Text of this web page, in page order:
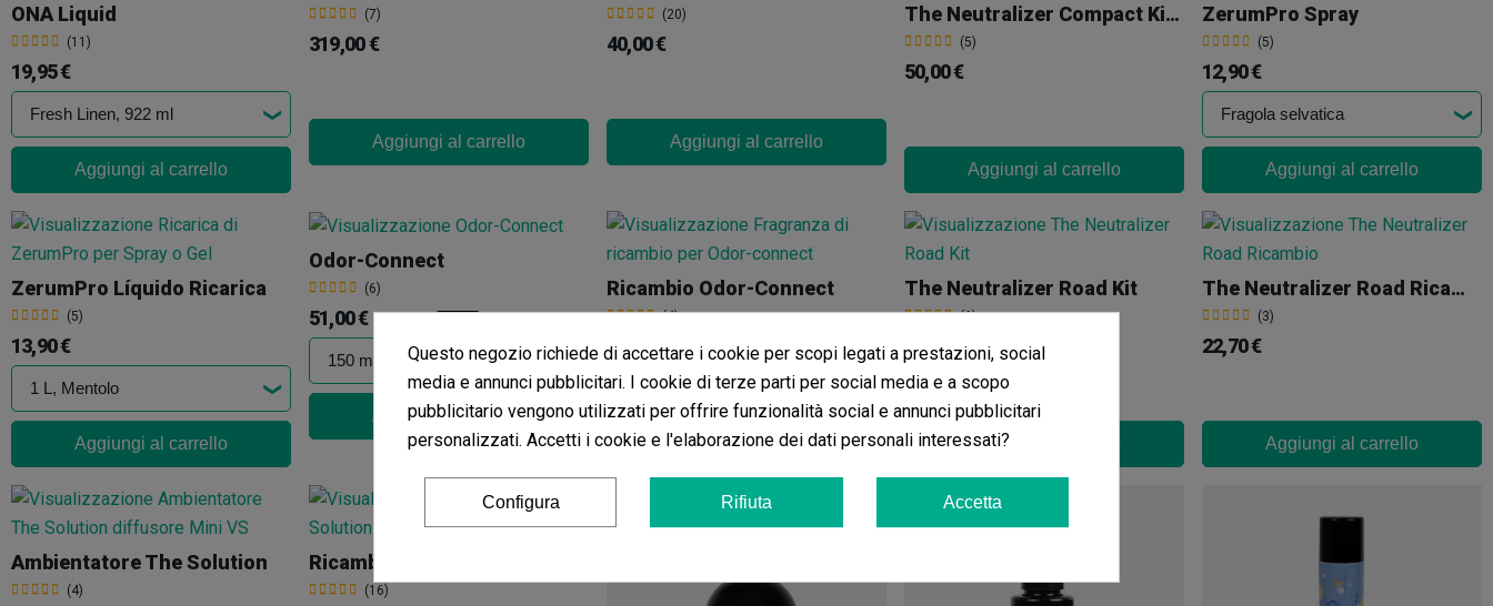
ONA Liquid
(11)
19,95 €
Aggiungi al carrello
(7)
319,00 €
Aggiungi al carrello
(20)
40,00 €
Aggiungi al carrello
The Neutralizer Compact Kit Ambientatore+ Dosificatore
(5)
50,00 €
Aggiungi al carrello
ZerumPro Spray
(5)
12,90 €
Aggiungi al carrello
ZerumPro Líquido Ricarica
(5)
13,90 €
Aggiungi al carrello
Odor-Connect
(6)
51,00 € 60,00 €
Aggiungi al carrello
Ricambio Odor-Connect
(4)
22,40 € 28,00 € -20%
Aggiungi al carrello
The Neutralizer Road Kit
(6)
33,60 € 48,00 € -30%
Aggiungi al carrello
The Neutralizer Road Ricambio
(3)
22,70 €
Aggiungi al carrello
Ambientatore The Solution
(4)
Ricambi The Solution
(16)
Questo negozio richiede di accettare i cookie per scopi legati a prestazioni, social
media e annunci pubblicitari. I cookie di terze parti per social media e a scopo
pubblicitario vengono utilizzati per offrire funzionalità social e annunci pubblicitari
personalizzati. Accetti i cookie e l'elaborazione dei dati personali interessati?
Configura Rifiuta Accetta